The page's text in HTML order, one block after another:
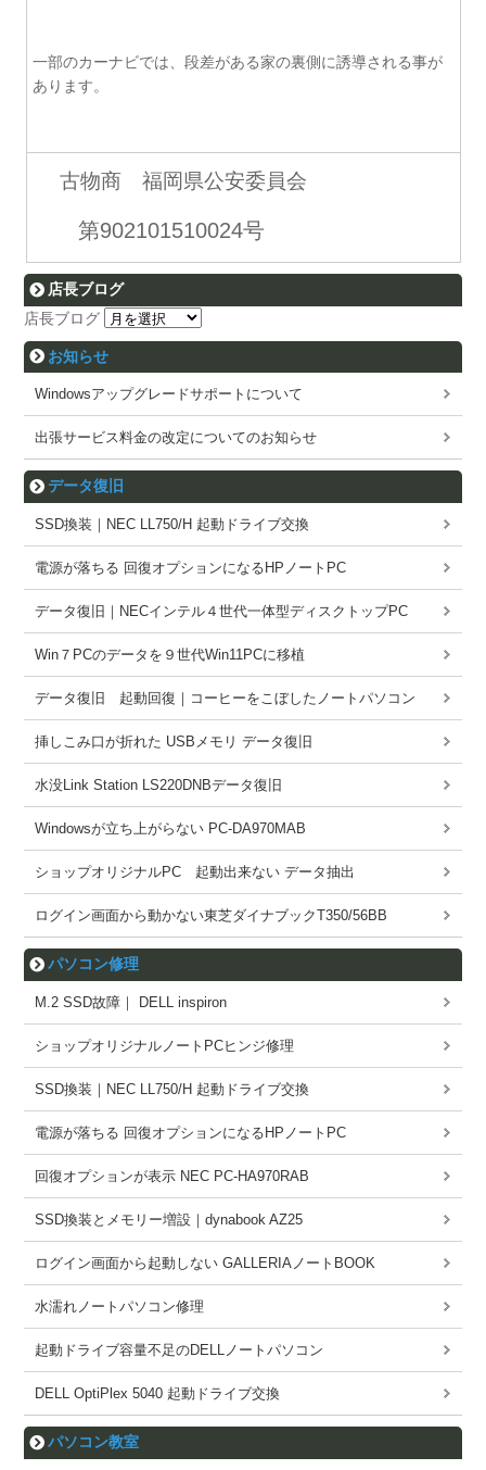
一部のカーナビでは、段差がある家の裏側に誘導される事が
あります。
古物商 福岡県公安委員会
第902101510024号
店長ブログ
店長ブログ
お知らせ
Windowsアップグレードサポートについて
出張サービス料金の改定についてのお知らせ
データ復旧
SSD換装｜NEC LL750/H 起動ドライブ交換
電源が落ちる 回復オプションになるHPノートPC
データ復旧｜NECインテル４世代一体型ディスクトップPC
Win７PCのデータを９世代Win11PCに移植
データ復旧 起動回復｜コーヒーをこぼしたノートパソコン
挿しこみ口が折れた USBメモリ データ復旧
水没Link Station LS220DNBデータ復旧
Windowsが立ち上がらない PC-DA970MAB
ショップオリジナルPC 起動出来ない データ抽出
ログイン画面から動かない東芝ダイナブックT350/56BB
パソコン修理
M.2 SSD故障｜ DELL inspiron
ショップオリジナルノートPCヒンジ修理
SSD換装｜NEC LL750/H 起動ドライブ交換
電源が落ちる 回復オプションになるHPノートPC
回復オプションが表示 NEC PC-HA970RAB
SSD換装とメモリー増設｜dynabook AZ25
ログイン画面から起動しない GALLERIAノートBOOK
水濡れノートパソコン修理
起動ドライブ容量不足のDELLノートパソコン
DELL OptiPlex 5040 起動ドライブ交換
パソコン教室